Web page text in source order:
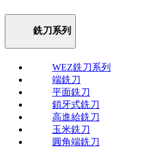
銑刀系列
WEZ銑刀系列
端銑刀
平面銑刀
鎖牙式銑刀
高進給銑刀
玉米銑刀
圓角端銑刀